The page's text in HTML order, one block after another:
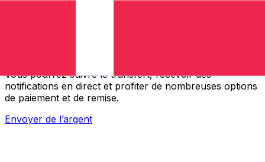
Vous pourrez suivre le transfert, recevoir des
notifications en direct et profiter de nombreuses options
de paiement et de remise.
Envoyer de l’argent